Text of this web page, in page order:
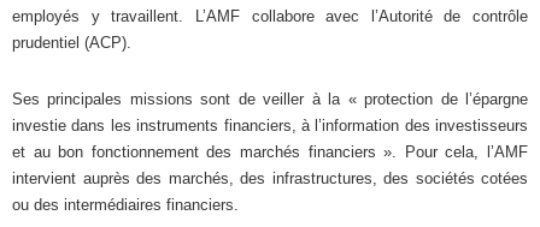
employés y travaillent. L’AMF collabore avec l’Autorité de contrôle
prudentiel (ACP).
Ses principales missions sont de veiller à la « protection de l’épargne
investie dans les instruments financiers, à l’information des investisseurs
et au bon fonctionnement des marchés financiers ». Pour cela, l’AMF
intervient auprès des marchés, des infrastructures, des sociétés cotées
ou des intermédiaires financiers.